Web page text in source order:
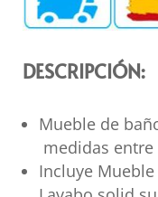
DESCRIPCIÓN:
Mueble de
medidas entre
Incluye